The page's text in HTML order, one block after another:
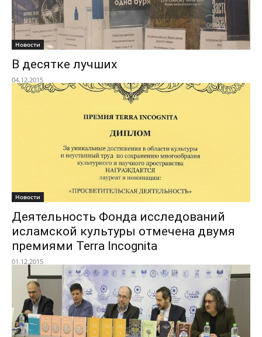
Новости
В десятке лучших
04.12.2015
Новости
Деятельность Фонда исследований
исламской культуры отмечена двумя
премиями Terra Incognita
01.12.2015